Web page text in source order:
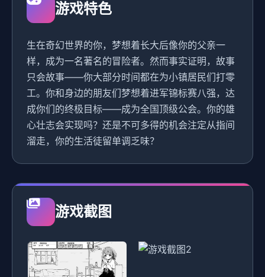
游戏特色
生在奇幻世界的你，梦想着长大后像你的父亲一
样，成为一名著名的冒险者。然而事实证明，故事
只会故事——你大部分时间都在为小镇居民们打零
工。你和身边的朋友们梦想着进军锦标赛八强，达
成你们的终极目标——成为全国顶级公会。你的雄
心壮志会实现吗？还是不可多得的机会注定从指间
溜走，你的生活徒留单调乏味？
游戏截图